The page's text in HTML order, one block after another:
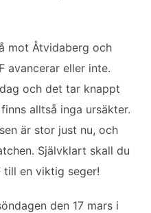
mot Åtvidaberg och
avancerar eller inte.
och det tar knappt
alltså inga ursäkter.
är stor just nu, och
Självklart skall du
till en viktig seger!
den 17 mars i